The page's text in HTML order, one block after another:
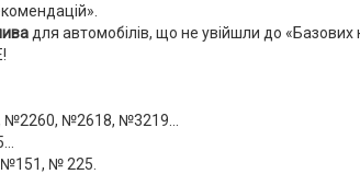
для автомобілів, що не увійшли до «Базових
№2618, №3219...
№ 225.